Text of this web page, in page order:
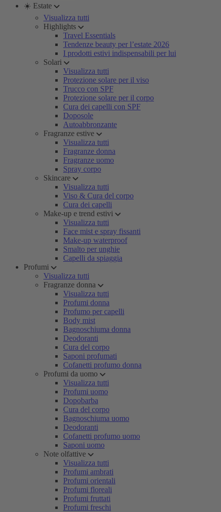
☀️ Estate
Visualizza tutti
Highlights
Travel Essentials
Tendenze beauty per l’estate 2026
I prodotti estivi indispensabili per lui
Solari
Visualizza tutti
Protezione solare per il viso
Trucco con SPF
Protezione solare per il corpo
Cura dei capelli con SPF
Doposole
Autoabbronzante
Fragranze estive
Visualizza tutti
Fragranze donna
Fragranze uomo
Spray corpo
Skincare
Visualizza tutti
Viso & Cura del corpo
Cura dei capelli
Make-up e trend estivi
Visualizza tutti
Face mist e spray fissanti
Make-up waterproof
Smalto per unghie
Capelli da spiaggia
Profumi
Visualizza tutti
Fragranze donna
Visualizza tutti
Profumi donna
Profumo per capelli
Body mist
Bagnoschiuma donna
Deodoranti
Cura del corpo
Saponi profumati
Cofanetti profumo donna
Profumi da uomo
Visualizza tutti
Profumi uomo
Dopobarba
Cura del corpo
Bagnoschiuma uomo
Deodoranti
Cofanetti profumo uomo
Saponi uomo
Note olfattive
Visualizza tutti
Profumi ambrati
Profumi orientali
Profumi floreali
Profumi fruttati
Profumi freschi